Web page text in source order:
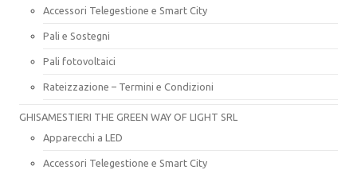
Accessori Telegestione e Smart City
Pali e Sostegni
Pali fotovoltaici
Rateizzazione – Termini e Condizioni
GHISAMESTIERI THE GREEN WAY OF LIGHT SRL
Apparecchi a LED
Accessori Telegestione e Smart City